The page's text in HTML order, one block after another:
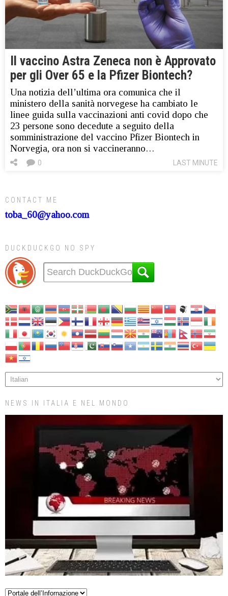
Il vaccino Astra Zeneca non è Approvato
per gli Over 65 e la Pfizer Biontech?
Una notizia dell’ultima ora comunica che il
ministero della sanità norvegese ha cambiato le
linee guida sulla vaccinazioni anti covid dopo che
23 persone sono decedute a seguito della
somministrazione del vaccino Pfizer Biontech in
Norvegia, ora non si vaccineranno…
LAST MINUTE
0
CONTACT ME
toba_60@yahoo.com
DUCKDUCKGO NO SPY
NEWS IN ITALIA E NEL MONDO